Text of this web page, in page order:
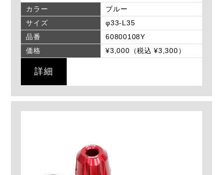
カラー
ブルー
サイズ
φ33-L35
品番
60800108Y
価格
¥3,000（税込 ¥3,300）
詳細